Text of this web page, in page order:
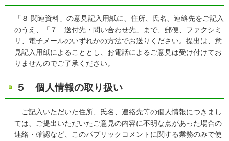
「８ 関連資料」の意見記入用紙に、住所、氏名、連絡先をご記入
のうえ、「７ 送付先・問い合わせ先」まで、郵便、ファクシミ
リ、電子メールのいずれかの方法でお送りください。提出は、意
見記入用紙によることとし、お電話によるご意見は受け付けてお
りませんのでご了承ください。
５ 個人情報の取り扱い
ご記入いただいた住所、氏名、連絡先等の個人情報につきまし
ては、ご提出いただいたご意見の内容に不明な点があった場合の
連絡・確認など、このパブリックコメントに関する業務のみで使